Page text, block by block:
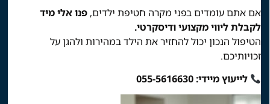
אם אתם עומדים בפני מקרה חטיפת ילדים, פנו אלי מיד
לקבלת ליווי מקצועי ודיסקרטי.
הטיפול הנכון יכול להחזיר את הילד במהירות ולהגן על
זכויותיכם.
לייעוץ מיידי: 055-5616630